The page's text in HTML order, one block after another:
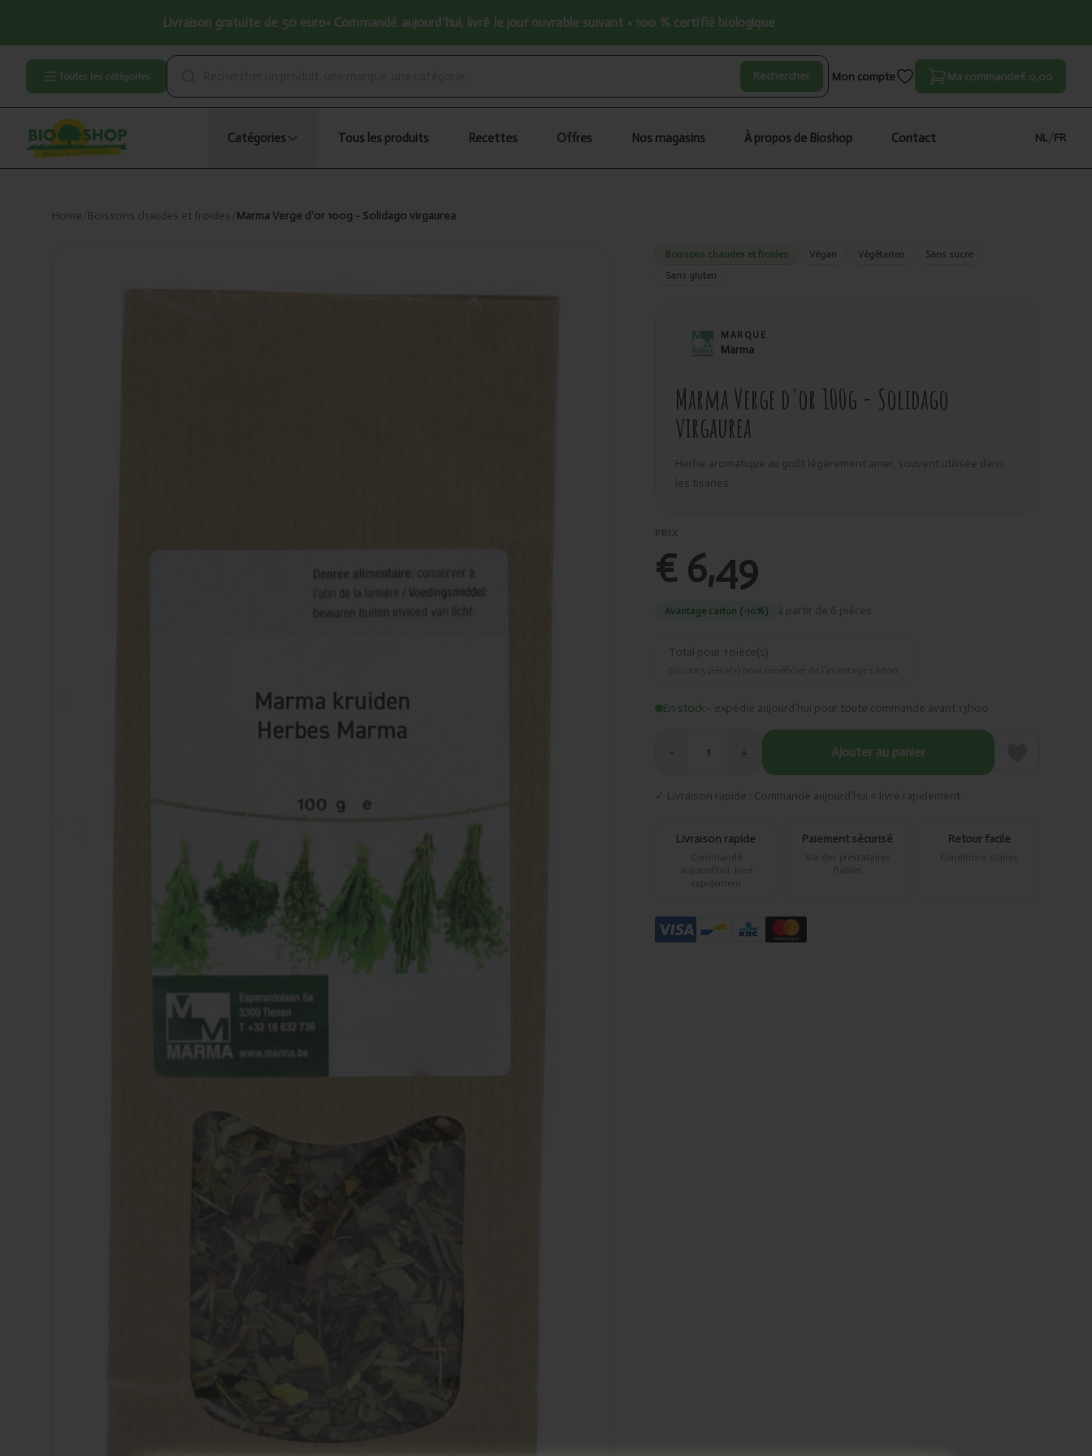
Livraison gratuite de 50 euro• Commandé aujourd’hui, livré le jour ouvrable suivant • 100 % certifié biologique
Toutes les catégories Rechercher Mon compte Ma commande€ 0,00
Catégories Tous les produits Recettes Offres Nos magasins À propos de Bioshop Contact NL FR
Home Boissons chaudes et froides Marma Verge d'or 100g - Solidago virgaurea
Boissons chaudes et froides Végan Végétarien
Sans sucre
Sans gluten
MARQUE
Marma
Marma Verge d'or 100g - Solidago
virgaurea
Herbe aromatique au goût légèrement amer, souvent utilisée dans
les tisanes.
PRIX
€ 6,49
Avantage carton (-10%) à partir de 6 pièces
Total pour 1 pièce(s)
En stock– expédié aujourd’hui pour toute commande avant 13h00
− 1 + Ajouter au panier
✓ Livraison rapide · Commandé aujourd’hui = livré rapidement
Livraison rapide
Commandé
aujourd’hui, livré
rapidement
Paiement sécurisé
Via des prestataires
fiables
Retour facile
Conditions claires